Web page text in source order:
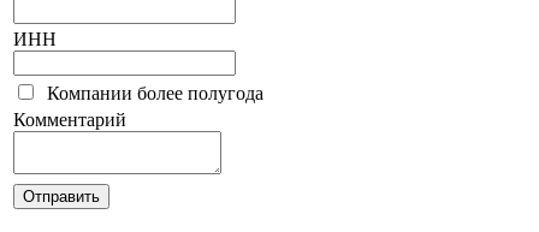
ИНН
Компании более полугода
Комментарий